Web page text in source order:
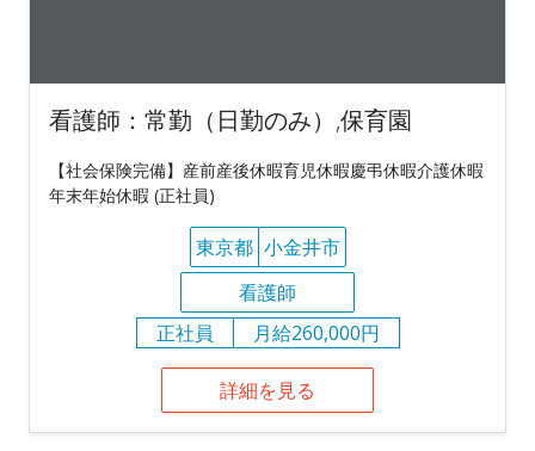
看護師：常勤（日勤のみ）,保育園
【社会保険完備】産前産後休暇育児休暇慶弔休暇介護休暇
年末年始休暇 (正社員)
東京都 小金井市
看護師
正社員
月給260,000円
詳細を見る